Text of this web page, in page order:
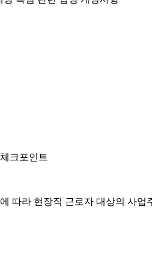
크포인트
따라 현장직 근로자 대상의 사